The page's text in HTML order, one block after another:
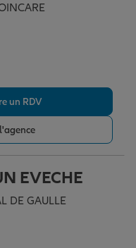
un RDV
EVECHE
DE GAULLE